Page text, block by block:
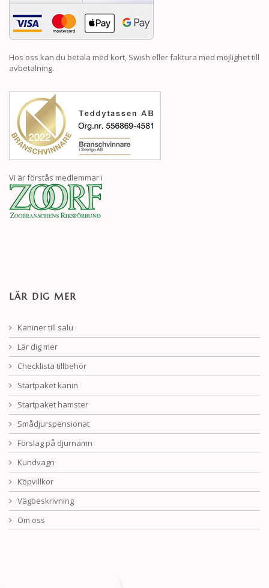
Hos oss kan du betala med kort, Swish eller faktura med möjlighet till
avbetalning.
Vi är förstås medlemmar i
LÄR DIG MER
Kaniner till salu
Lär dig mer
Checklista tillbehör
Startpaket kanin
Startpaket hamster
Smådjurspensionat
Förslag på djurnamn
Kundvagn
Köpvillkor
Vägbeskrivning
Om oss